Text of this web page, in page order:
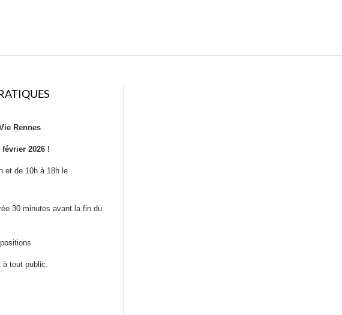
Rennes
février 2026 !
et de 10h à 18h le
30 minutes avant la fin du
à tout public.